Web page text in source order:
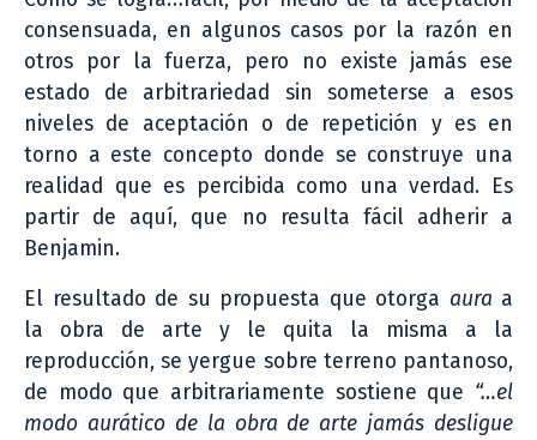
consensuada, en algunos casos por la razón en
otros por la fuerza, pero no existe jamás ese
estado de arbitrariedad sin someterse a esos
niveles de aceptación o de repetición y es en
torno a este concepto donde se construye una
realidad que es percibida como una verdad. Es
partir de aquí, que no resulta fácil adherir a
Benjamin.
El resultado de su propuesta que otorga aura a
la obra de arte y le quita la misma a la
reproducción, se yergue sobre terreno pantanoso,
de modo que arbitrariamente sostiene que “…el
modo aurático de la obra de arte jamás desligue